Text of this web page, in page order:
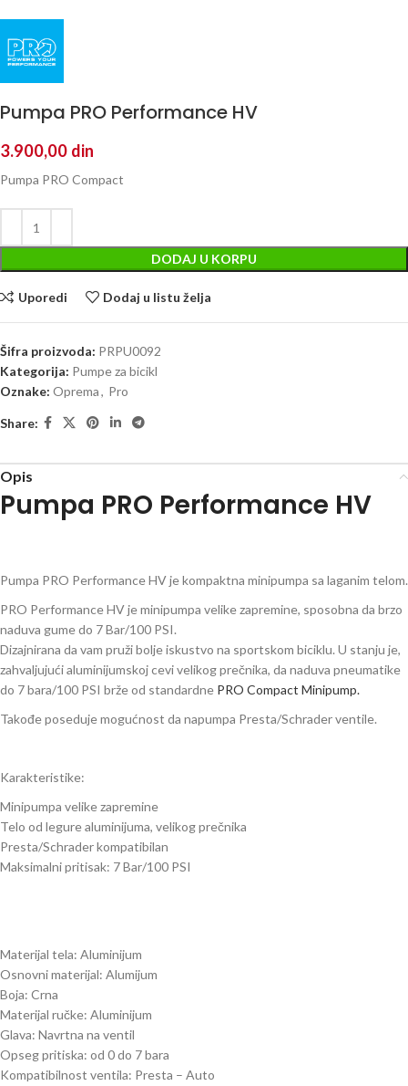
Pumpa PRO Performance HV
3.900,00 din
Pumpa PRO Compact
DODAJ U KORPU
Uporedi Dodaj u listu želja
Šifra proizvoda: PRPU0092
Kategorija: Pumpe za bicikl
Oznake: Oprema, Pro
Share:
Opis
Pumpa PRO Performance HV
Pumpa PRO Performance HV je kompaktna minipumpa sa laganim telom.
PRO Performance HV je minipumpa velike zapremine, sposobna da brzo
naduva gume do 7 Bar/100 PSI.
Dizajnirana da vam pruži bolje iskustvo na sportskom biciklu. U stanju je,
zahvaljujući aluminijumskoj cevi velikog prečnika, da naduva pneumatike
do 7 bara/100 PSI brže od standardne PRO Compact Minipump.
Takođe poseduje mogućnost da napumpa Presta/Schrader ventile.
Karakteristike:
Minipumpa velike zapremine
Telo od legure aluminijuma, velikog prečnika
Presta/Schrader kompatibilan
Maksimalni pritisak: 7 Bar/100 PSI
Materijal tela: Aluminijum
Osnovni materijal: Alumijum
Boja: Crna
Materijal ručke: Aluminijum
Glava: Navrtna na ventil
Opseg pritiska: od 0 do 7 bara
Kompatibilnost ventila: Presta – Auto